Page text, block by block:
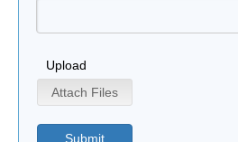
Upload
Attach Files
Submit